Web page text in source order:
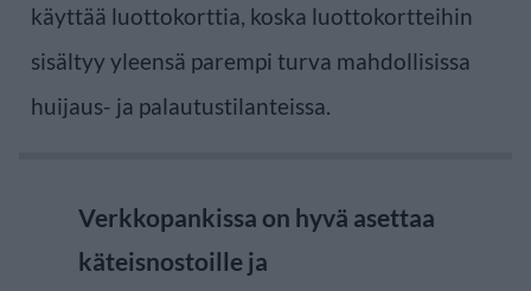
käyttää luottokorttia, koska luottokortteihin
sisältyy yleensä parempi turva mahdollisissa
huijaus- ja palautustilanteissa.
Verkkopankissa on hyvä asettaa
käteisnostoille ja